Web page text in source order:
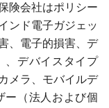
険会社はポリシー
ンド電子ガジェッ
、電子的損害、デ
、デバイスタイプ
メラ、モバイルデ
ー（法人および個